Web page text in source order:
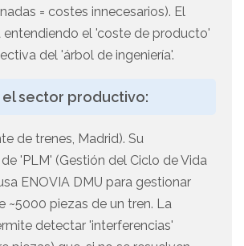
= costes innecesarios). El
entendiendo el 'coste de producto'
del 'árbol de ingeniería'.
el sector productivo:
de trenes, Madrid). Su
'PLM' (Gestión del Ciclo de Vida
ENOVIA DMU para gestionar
~5000 piezas de un tren. La
detectar 'interferencias'